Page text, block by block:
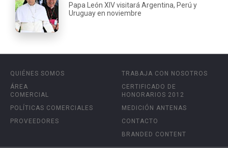
Papa León XIV visitará Argentina, Perú y
Uruguay en noviembre
QUIÉNES SOMOS
ÁREA
COMERCIAL
POLÍTICAS COMERCIALES
PROVEEDORES
TRABAJA CON NOSOTROS
CERTIFICADO DE
HONORARIOS 2012
MEDICIÓN ANTENAS
CONTACTO
BRANDED CONTENT